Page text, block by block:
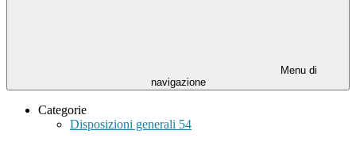
Menu di
navigazione
Categorie
Disposizioni generali 54